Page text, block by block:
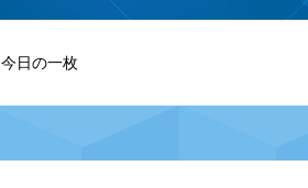
今日の一枚